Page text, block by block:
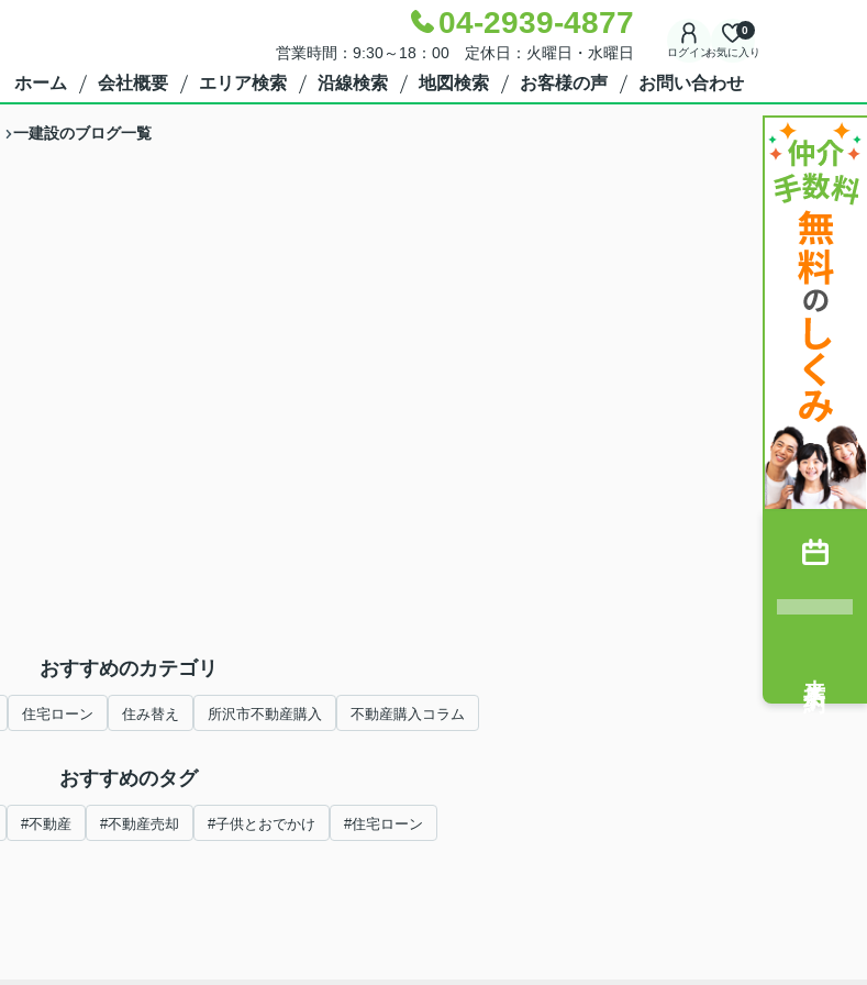
04-2939-4877
営業時間：9:30～18：00 定休日：火曜日・水曜日 ログインお気に入り
0
ホーム 会社概要 エリア検索 沿線検索 地図検索 お客様の声 お問い合わせ
一建設のブログ一覧
おすすめのカテゴリ
住宅ローン 住み替え 所沢市不動産購入 不動産購入コラム
おすすめのタグ
#不動産 #不動産売却 #子供とおでかけ #住宅ローン